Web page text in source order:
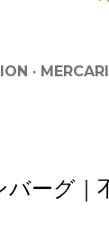
MERCARI
バーグ｜